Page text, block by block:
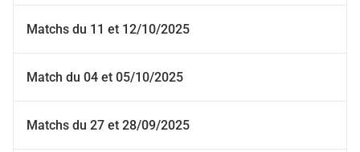
Matchs du 11 et 12/10/2025
Match du 04 et 05/10/2025
Matchs du 27 et 28/09/2025